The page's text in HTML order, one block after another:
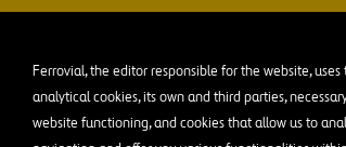
Ferrovial, the editor responsible for the website,
analytical cookies, its own and third parties,
website functioning, and cookies that allow us to
Tecnologías
STEM
Proyectos Financiados